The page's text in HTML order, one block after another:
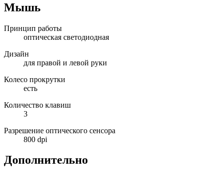
Мышь
Принцип работы
оптическая светодиодная
Дизайн
для правой и левой руки
Колесо прокрутки
есть
Количество клавиш
3
Разрешение оптического сенсора
800 dpi
Дополнительно